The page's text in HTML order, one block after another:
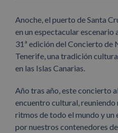
Anoche, el puerto de Santa
en un espectacular escenario
31ª edición del Concierto de
Tenerife, una tradición
en las Islas Canarias.
Año tras año, este concierto
encuentro cultural,
ritmos de todo el mundo y
por nuestros contenedores